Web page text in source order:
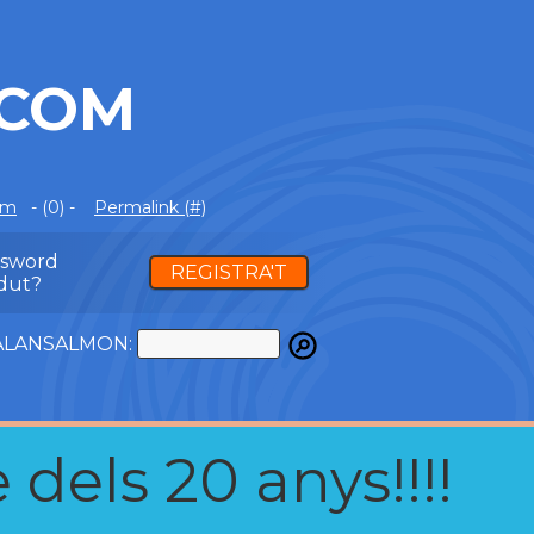
- (0) - Permalink (#)
REGISTRA'T
20 anys!!!!